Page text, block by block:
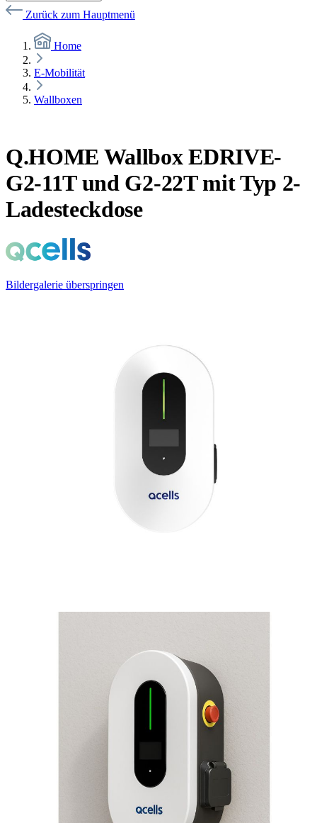
Zurück zum Hauptmenü
Home
E-Mobilität
Wallboxen
Q.HOME Wallbox EDRIVE-
G2-11T und G2-22T mit Typ 2-
Ladesteckdose
Bildergalerie überspringen